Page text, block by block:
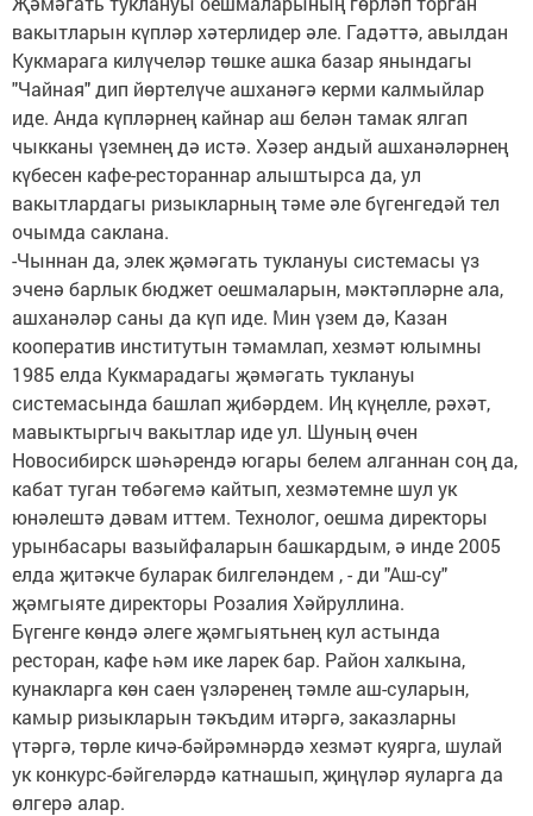
вакытларын күпләр хәтерлидер әле. Гадәттә, авылдан
Кукмарага килүчеләр төшке ашка базар янындагы
"Чайная" дип йөртелүче ашханәгә керми калмыйлар
иде. Анда күпләрнең кайнар аш белән тамак ялгап
чыкканы үземнең дә истә. Хәзер андый ашханәләрнең
күбесен кафе-рестораннар алыштырса да, ул
вакытлардагы ризыкларның тәме әле бүгенгедәй тел
очымда саклана.
-Чыннан да, элек җәмәгать туклануы системасы үз
эченә барлык бюджет оешмаларын, мәктәпләрне ала,
ашханәләр саны да күп иде. Мин үзем дә, Казан
кооператив институтын тәмамлап, хезмәт юлымны
1985 елда Кукмарадагы җәмәгать туклануы
системасында башлап җибәрдем. Иң күңелле, рәхәт,
мавыктыргыч вакытлар иде ул. Шуның өчен
Новосибирск шәһәрендә югары белем алганнан соң да,
кабат туган төбәгемә кайтып, хезмәтемне шул ук
юнәлештә дәвам иттем. Технолог, оешма директоры
урынбасары вазыйфаларын башкардым, ә инде 2005
елда җитәкче буларак билгеләндем , - ди "Аш-су"
җәмгыяте директоры Розалия Хәйруллина.
Бүгенге көндә әлеге җәмгыятьнең кул астында
ресторан, кафе һәм ике ларек бар. Район халкына,
кунакларга көн саен үзләренең тәмле аш-суларын,
камыр ризыкларын тәкъдим итәргә, заказларны
үтәргә, төрле кичә-бәйрәмнәрдә хезмәт куярга, шулай
ук конкурс-бәйгеләрдә катнашып, җиңүләр яуларга да
өлгерә алар.